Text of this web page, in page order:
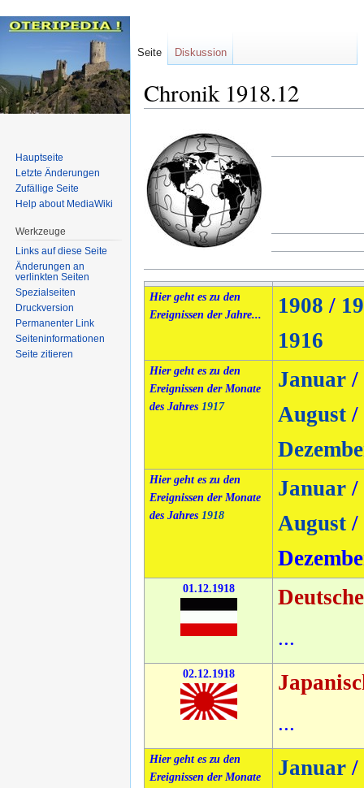
Chronik 1918.12
Navigation
springen
Suche
springen
Hier geht es zu den
Ereignissen der Jahre...
1908 /
1916
Hier geht es zu den
Ereignissen der Monate
des Jahres 1917
Januar/
August/
Hier geht es zu den
Ereignissen der Monate
des Jahres 1918
Januar/
August/
01.12.1918
...
02.12.1918
...
Hier geht es zu den
Ereignissen der Monate
Januar/
Seite Diskussion
Hauptseite
Letzte Änderungen
Zufällige Seite
Help about MediaWiki
Werkzeuge
Links auf diese Seite
Änderungen an
verlinkten Seiten
Spezialseiten
Druckversion
Permanenter Link
Seiten­informationen
Seite zitieren